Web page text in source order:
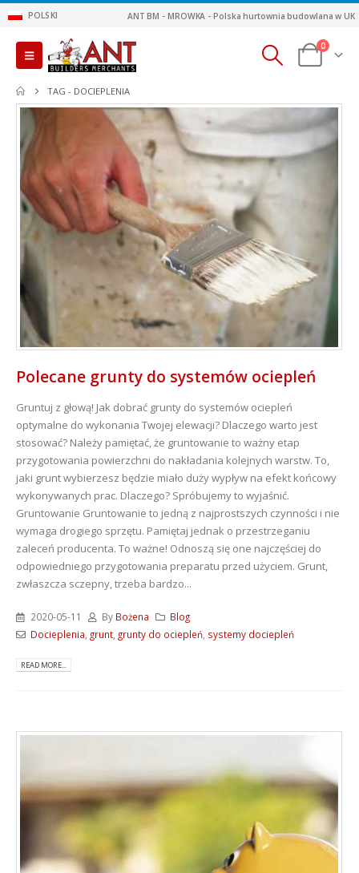
POLSKI ANT BM - MROWKA - Polska hurtownia budowlana w UK
0
TAG - DOCIEPLENIA
Polecane grunty do systemów ociepleń
Gruntuj z głową! Jak dobrać grunty do systemów ociepleń
optymalne do wykonania Twojej elewacji? Dlaczego warto jest
stosować? Należy pamiętać, że gruntowanie to ważny etap
przygotowania powierzchni do nakładania kolejnych warstw. To,
jaki grunt wybierzesz będzie miało duży wypływ na efekt końcowy
wykonywanych prac. Dlaczego? Spróbujemy to wyjaśnić.
Gruntowanie Gruntowanie to jedną z najprostszych czynności i nie
wymaga drogiego sprzętu. Pamiętaj jednak o przestrzeganiu
zaleceń producenta. To ważne! Odnoszą się one najczęściej do
odpowiedniego przygotowania preparatu przed użyciem. Grunt,
zwłaszcza sczepny, trzeba bardzo...
2020-05-11 By Bożena
Blog
Docieplenia grunt, grunty do ociepleń, systemy dociepleń
READ MORE...